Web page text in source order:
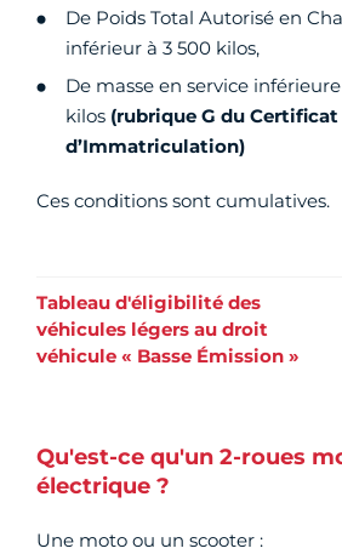
De Poids Total Autorisé en
inférieur à 3 500 kilos,
De masse en service
kilos (rubrique G du Certificat
d’Immatriculation)
Ces conditions sont cumulatives.
Tableau d'éligibilité des
véhicules légers au droit
véhicule « Basse Émission »
Qu'est-ce qu'un 2-roues
électrique ?
Une moto ou un scooter :